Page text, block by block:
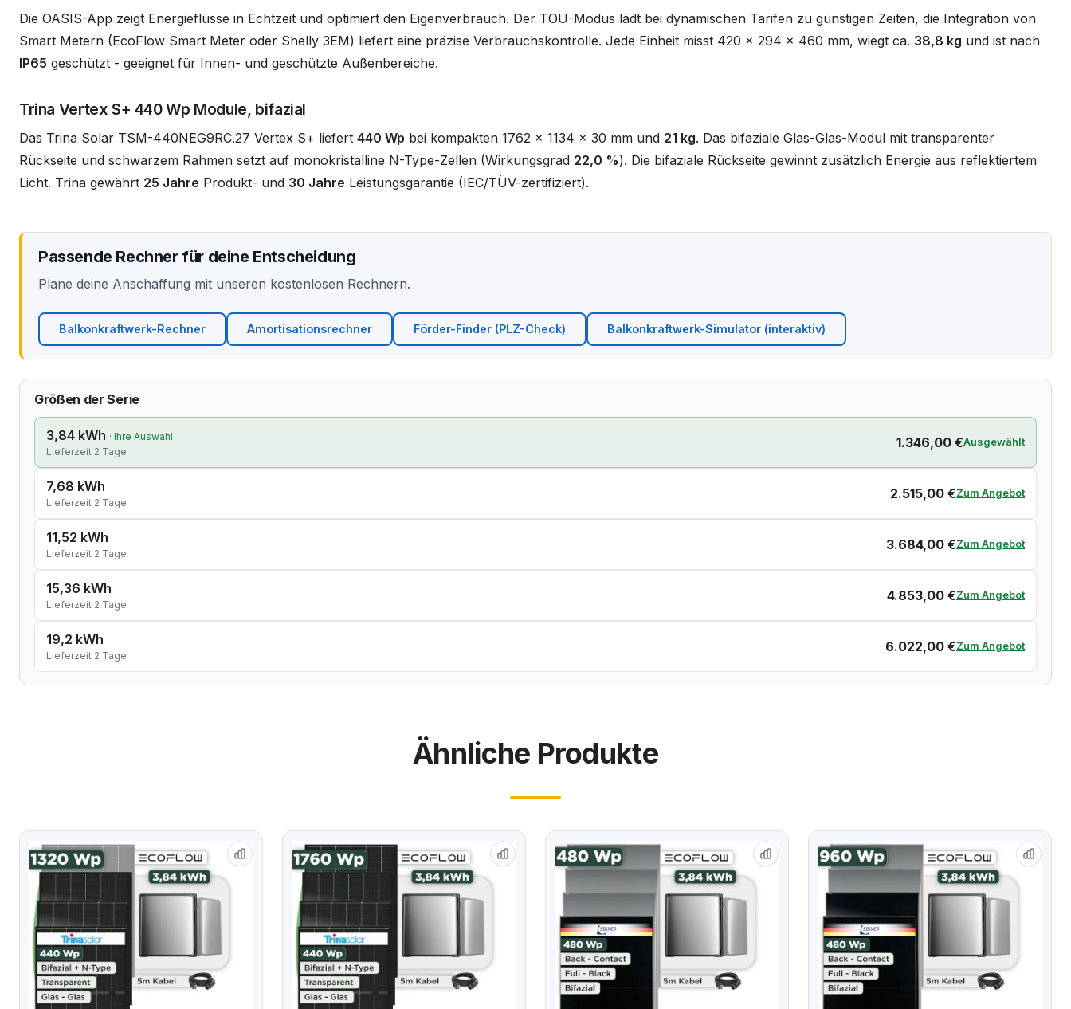
Die OASIS-App zeigt Energieflüsse in Echtzeit und optimiert den Eigenverbrauch. Der TOU-Modus lädt bei dynamischen Tarifen zu günstigen Zeiten, die Integration von
Smart Metern (EcoFlow Smart Meter oder Shelly 3EM) liefert eine präzise Verbrauchskontrolle. Jede Einheit misst 420 x 294 x 460 mm, wiegt ca. 38,8 kg und ist nach
IP65 geschützt - geeignet für Innen- und geschützte Außenbereiche.
Trina Vertex S+ 440 Wp Module, bifazial
Das Trina Solar TSM-440NEG9RC.27 Vertex S+ liefert 440 Wp bei kompakten 1762 x 1134 x 30 mm und 21 kg. Das bifaziale Glas-Glas-Modul mit transparenter
Rückseite und schwarzem Rahmen setzt auf monokristalline N-Type-Zellen (Wirkungsgrad 22,0 %). Die bifaziale Rückseite gewinnt zusätzlich Energie aus reflektiertem
Licht. Trina gewährt 25 Jahre Produkt- und 30 Jahre Leistungsgarantie (IEC/TÜV-zertifiziert).
Passende Rechner für deine Entscheidung
Plane deine Anschaffung mit unseren kostenlosen Rechnern.
Balkonkraftwerk-Rechner Amortisationsrechner Förder-Finder (PLZ-Check) Balkonkraftwerk-Simulator (interaktiv)
Größen der Serie
3,84 kWh · Ihre Auswahl
Lieferzeit 2 Tage
1.346,00 €Ausgewählt
7,68 kWh
Lieferzeit 2 Tage
2.515,00 €Zum Angebot
11,52 kWh
Lieferzeit 2 Tage
3.684,00 €Zum Angebot
15,36 kWh
Lieferzeit 2 Tage
4.853,00 €Zum Angebot
19,2 kWh
Lieferzeit 2 Tage
6.022,00 €Zum Angebot
Ähnliche Produkte